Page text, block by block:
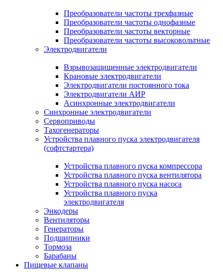
Преобразователи частоты трехфазные
Преобразователи частоты однофазные
Преобразователи частоты векторные
Преобразователи частоты высоковольтные
Электродвигатели
Взрывозащищенные электродвигатели
Крановые электродвигатели
Электродвигатели постоянного тока
Электродвигатели АИР
Асинхронные электродвигатели
Синхронные электродвигатели
Сервоприводы
Тахогенераторы
Устройства плавного пуска электродвигателя
(софтстартера)
Устройства плавного пуска компрессора
Устройства плавного пуска вентилятора
Устройства плавного пуска насоса
Устройства плавного пуска
электродвигателя
Энкодеры
Вентиляторы
Генераторы
Подшипники
Тормоза
Барабаны
Пищевые клапаны